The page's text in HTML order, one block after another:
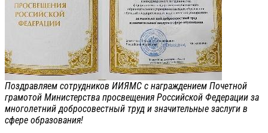
Поздравляем сотрудников ИИЯМС с награждением Почетной
грамотой Министерства просвещения Российской Федерации за
многолетний добросовестный труд и значительные заслуги в
сфере образования!